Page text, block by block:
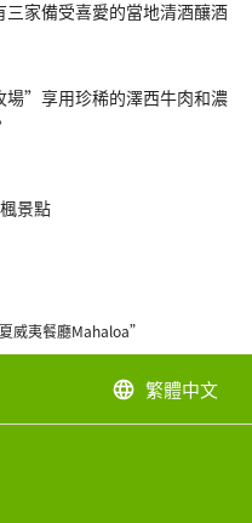
三家備受喜愛的當地清酒釀酒
”享用珍稀的澤西牛肉和濃
景點
威夷餐廳Mahaloa”
language 繁體中文